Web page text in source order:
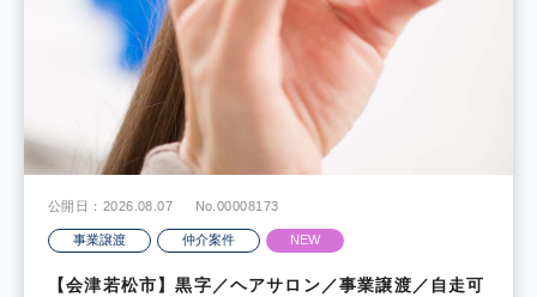
公開日：2026.08.07 No.00008173
事業譲渡 仲介案件 NEW
【会津若松市】黒字／ヘアサロン／事業譲渡／自走可